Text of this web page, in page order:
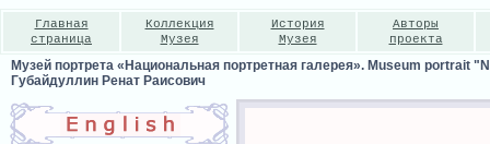
Главная
страница
Коллекция
Музея
История
Музея
Авторы
проекта
Музей портрета «Национальная портретная галерея». Museum portrait
Губайдуллин Ренат Раисович